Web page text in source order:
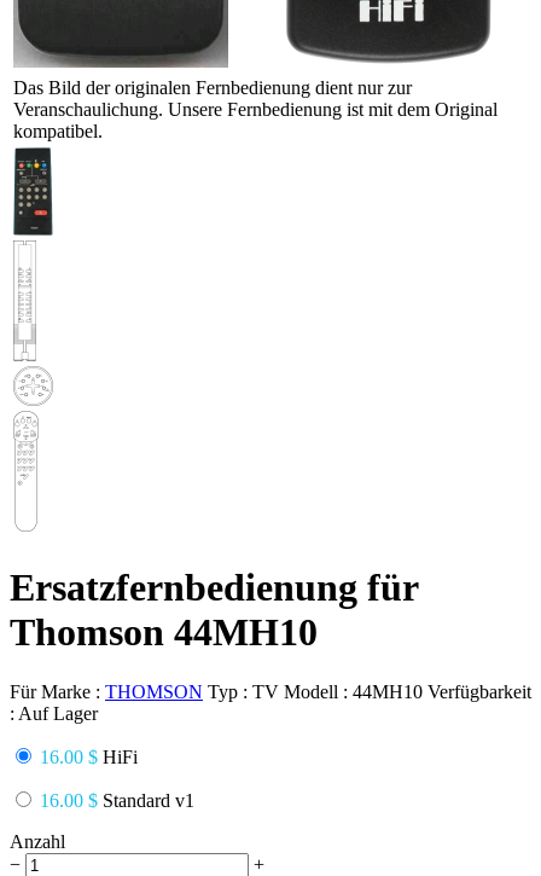
Das Bild der originalen Fernbedienung dient nur zur
Veranschaulichung. Unsere Fernbedienung ist mit dem Original
kompatibel.
Ersatzfernbedienung für
Thomson 44MH10
Für Marke : THOMSON Typ : TV Modell : 44MH10 Verfügbarkeit
: Auf Lager
16.00 $ HiFi
16.00 $ Standard v1
Anzahl
−
+